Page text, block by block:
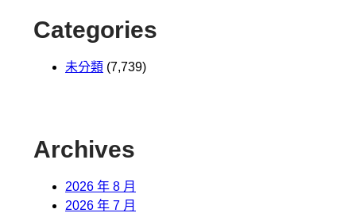
Categories
未分類 (7,739)
Archives
2026 年 8 月
2026 年 7 月